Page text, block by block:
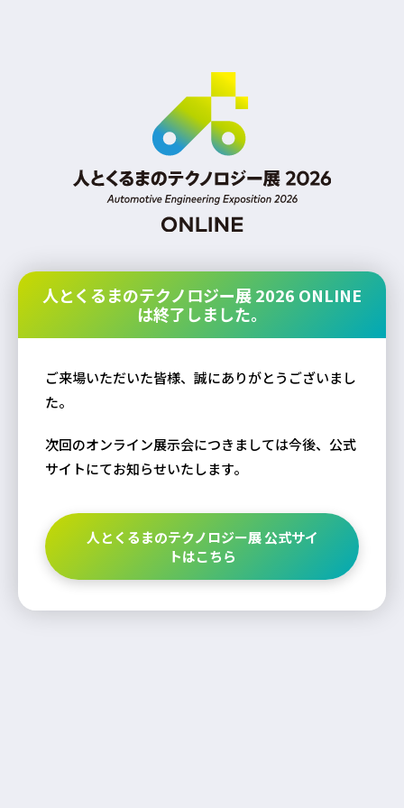
人とくるまのテクノロジー展 2026 ONLINE
は終了しました。
ご来場いただいた皆様、誠にありがとうございまし
た。
次回のオンライン展示会につきましては今後、公式
サイトにてお知らせいたします。
人とくるまのテクノロジー展 公式サイ
トはこちら